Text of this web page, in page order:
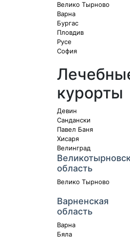
Велико Тырново
Варна
Бургас
Пловдив
Русе
София
курорты
Девин
Сандански
Павел Баня
Хисаря
Велинград
область
Велико Тырново
Варненская
область
Варна
Бяла